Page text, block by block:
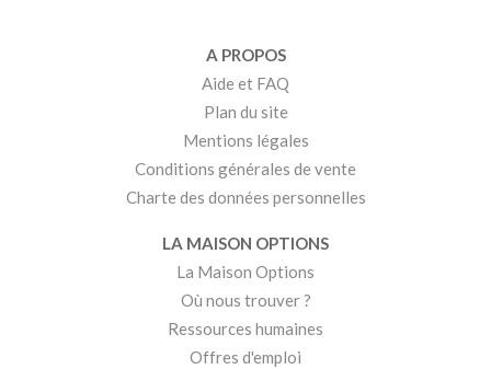
A PROPOS
Aide et FAQ
Plan du site
Mentions légales
Conditions générales de vente
Charte des données personnelles
LA MAISON OPTIONS
La Maison Options
Où nous trouver ?
Ressources humaines
Offres d'emploi